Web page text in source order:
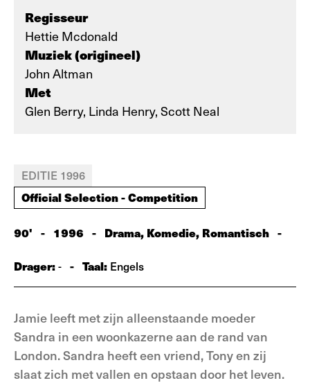
Regisseur
Hettie Mcdonald
Muziek (origineel)
John Altman
Met
Glen Berry, Linda Henry, Scott Neal
EDITIE 1996
Official Selection - Competition
90' - 1996 - Drama, Komedie, Romantisch -
Drager:- - Taal: Engels
Jamie leeft met zijn alleenstaande moeder
Sandra in een woonkazerne aan de rand van
London. Sandra heeft een vriend, Tony en zij
slaat zich met vallen en opstaan door het leven.